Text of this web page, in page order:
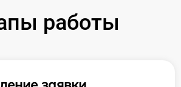
работы